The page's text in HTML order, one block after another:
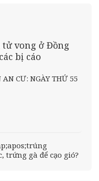
vong ở Đồng
bị cáo
CƯ: NGÀY THỨ 55
trứng gà để cạo gió?